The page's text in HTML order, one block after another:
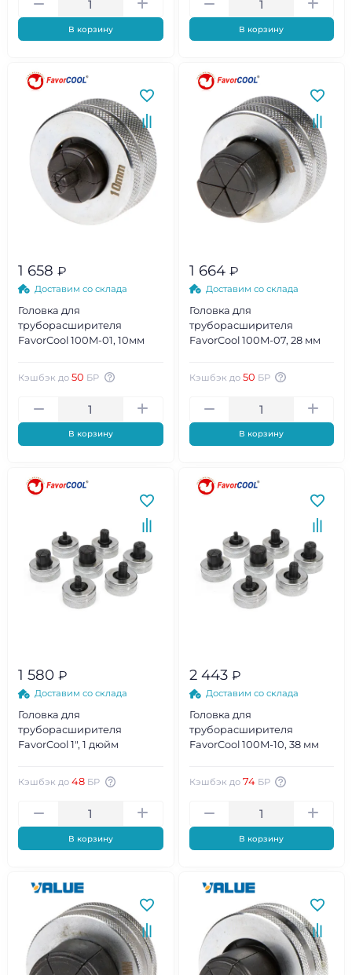
В корзину В корзину
1 658 ₽
Доставим со склада
Головка для
труборасширителя
FavorCool 100М-01, 10мм
Кэшбэк до 50 БР
В корзину
1 664 ₽
Доставим со склада
Головка для
труборасширителя
FavorCool 100М-07, 28 мм
Кэшбэк до 50 БР
В корзину
1 580 ₽
Доставим со склада
Головка для
труборасширителя
FavorCool 1", 1 дюйм
Кэшбэк до 48 БР
В корзину
2 443 ₽
Доставим со склада
Головка для
труборасширителя
FavorCool 100М-10, 38 мм
Кэшбэк до 74 БР
В корзину